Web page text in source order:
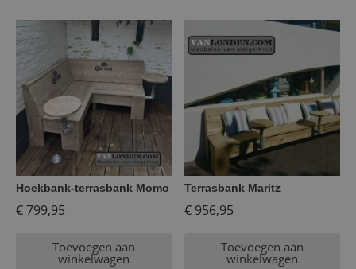
Hoekbank-terrasbank Momo
€799,95
Toevoegen aan
winkelwagen
Terrasbank Maritz
€ 956,95
Toevoegen aan
winkelwagen